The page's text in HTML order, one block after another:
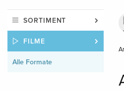
SORTIMENT
FILME
Alle Formate